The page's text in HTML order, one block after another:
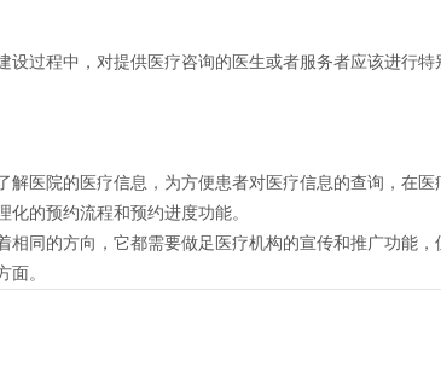
设过程中，对提供医疗咨询的医生或者服务者应该进行
解医院的医疗信息，为方便患者对医疗信息的查询，在
的预约流程和预约进度功能。
相同的方向，它都需要做足医疗机构的宣传和推广功能
面。